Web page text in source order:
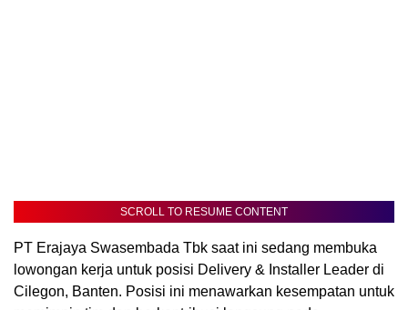
SCROLL TO RESUME CONTENT
PT Erajaya Swasembada Tbk saat ini sedang membuka
lowongan kerja untuk posisi Delivery & Installer Leader di
Cilegon, Banten. Posisi ini menawarkan kesempatan untuk